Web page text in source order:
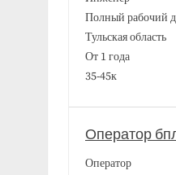
Полный рабочий
Тульская область
От 1 года
35-45к
Оператор
Оператор